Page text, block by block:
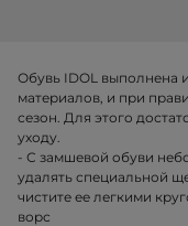
Обувь IDOL выполнена
материалов, и при
сезон. Для этого
уходу.
- С замшевой обуви
удалять специальной
чистите ее легкими
ворс